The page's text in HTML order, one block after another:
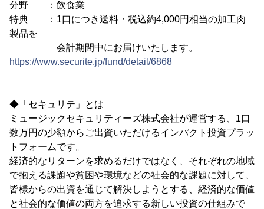
分野 ：飲食業
特典 ：1口につき送料・税込約4,000円相当の加工肉
製品を
会計期間中にお届けいたします。
https://www.securite.jp/fund/detail/6868
◆「セキュリテ」とは
ミュージックセキュリティーズ株式会社が運営する、1口
数万円の少額からご出資いただけるインパクト投資プラッ
トフォームです。
経済的なリターンを求めるだけではなく、それぞれの地域
で抱える課題や貧困や環境などの社会的な課題に対して、
皆様からの出資を通じて解決しようとする、経済的な価値
と社会的な価値の両方を追求する新しい投資の仕組みで